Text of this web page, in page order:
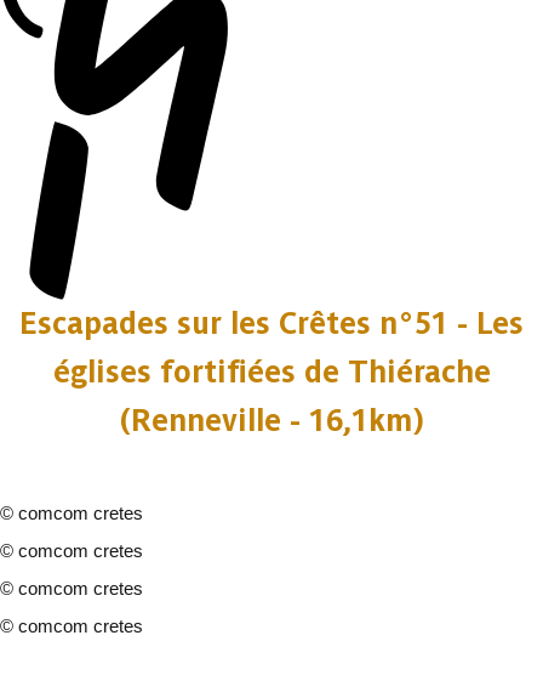
Escapades sur les Crêtes n°51 - Les
églises fortifiées de Thiérache
(Renneville - 16,1km)
© comcom cretes
© comcom cretes
© comcom cretes
© comcom cretes